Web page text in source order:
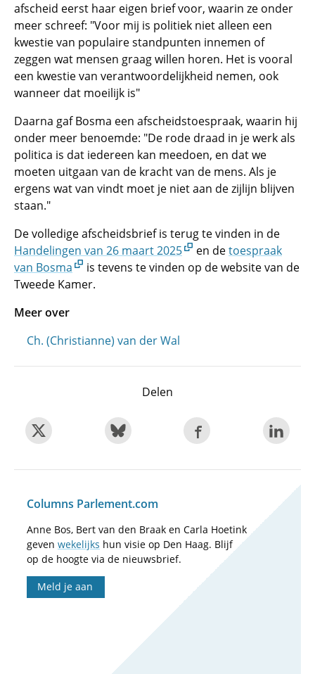
afscheid eerst haar eigen brief voor, waarin ze onder
meer schreef: "Voor mij is politiek niet alleen een
kwestie van populaire standpunten innemen of
zeggen wat mensen graag willen horen. Het is vooral
een kwestie van verantwoordelijkheid nemen, ook
wanneer dat moeilijk is"
Daarna gaf Bosma een afscheidstoespraak, waarin hij
onder meer benoemde: "De rode draad in je werk als
politica is dat iedereen kan meedoen, en dat we
moeten uitgaan van de kracht van de mens. Als je
ergens wat van vindt moet je niet aan de zijlijn blijven
staan."
De volledige afscheidsbrief is terug te vinden in de
Handelingen van 26 maart 2025
en detoespraak
van Bosma
is tevens te vinden op de website van de
Tweede Kamer.
Meer over
Ch. (Christianne) van der Wal
Delen
Columns Parlement.com
Anne Bos, Bert van den Braak en Carla Hoetink
geven wekelijks hun visie op Den Haag. Blijf
op de hoogte via de nieuwsbrief.
Meld je aan